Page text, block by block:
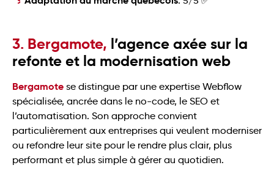
3. Bergamote, l’agence axée sur la
refonte et la modernisation web
Bergamote se distingue par une expertise Webflow
spécialisée, ancrée dans le no-code, le SEO et
l’automatisation. Son approche convient
particulièrement aux entreprises qui veulent moderniser
ou refondre leur site pour le rendre plus clair, plus
performant et plus simple à gérer au quotidien.